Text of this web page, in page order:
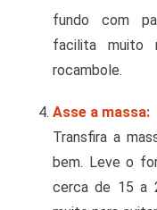
fundo com
facilita muito
rocambole.
Asse a massa:
Transfira a
bem. Leve o
cerca de 15 a